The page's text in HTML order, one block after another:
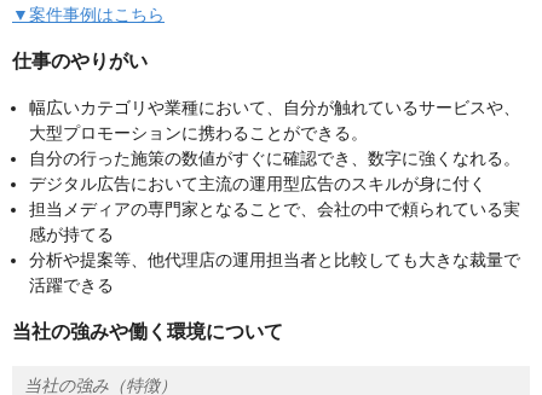
▼案件事例はこちら
仕事のやりがい
幅広いカテゴリや業種において、自分が触れているサービスや、
大型プロモーションに携わることができる。
自分の行った施策の数値がすぐに確認でき、数字に強くなれる。
デジタル広告において主流の運用型広告のスキルが身に付く
担当メディアの専門家となることで、会社の中で頼られている実
感が持てる
分析や提案等、他代理店の運用担当者と比較しても大きな裁量で
活躍できる
当社の強みや働く環境について
当社の強み（特徴）